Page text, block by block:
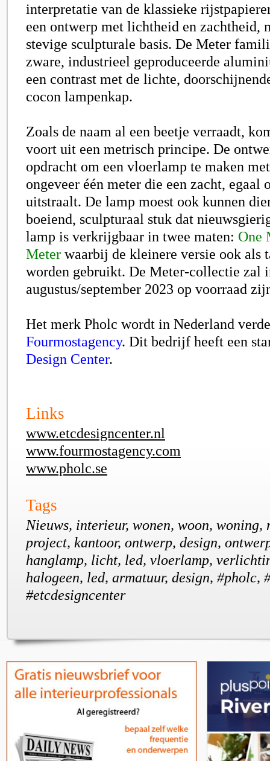
interpretatie van de klassieke
een ontwerp met lichtheid en zachtheid,
stevige sculpturale basis. De Meter
zware, industrieel geproduceerde
een contrast met de lichte,
cocon lampenkap.
Zoals de naam al een beetje verraadt,
voort uit een metrisch principe. De
opdracht om een vloerlamp te maken
ongeveer één meter die een zacht, egaal
uitstraalt. De lamp moest ook kunnen
boeiend, sculpturaal stuk dat
lamp is verkrijgbaar in twee maten: One
Meter waarbij de kleinere versie ook als
worden gebruikt. De Meter-collectie zal
augustus/september 2023 op voorraad
Het merk Pholc wordt in Nederland
Fourmostagency. Dit bedrijf heeft een
Design Center.
Links
www.etcdesigncenter.nl
www.fourmostagency.com
www.pholc.se
Tags
Nieuws, interieur, wonen, woon, woning,
project, kantoor, ontwerp, design,
hanglamp, licht, led, vloerlamp,
halogeen, led, armatuur, design, #pholc,
#etcdesigncenter